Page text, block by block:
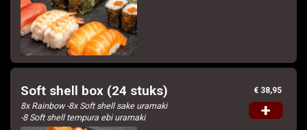
Soft shell box (24 stuks)
8x Rainbow -8x Soft shell sake uramaki
-8 Soft shell tempura ebi uramaki
€ 38,95
+